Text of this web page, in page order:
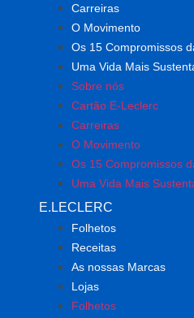
Carreiras
O Movimento
Os 15 Compromissos
Uma Vida Mais
Sobre nós
Cartão E-Leclerc
Carreiras
O Movimento
Os 15 Compromissos
Uma Vida Mais
E.LECLERC
Folhetos
Receitas
As nossas Marcas
Lojas
Folhetos